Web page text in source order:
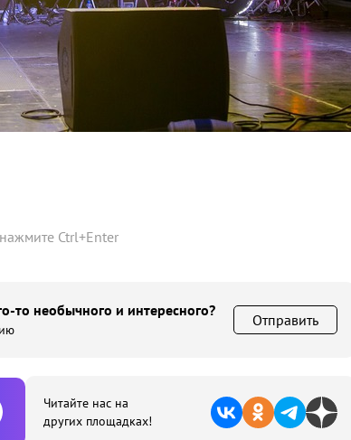
Ctrl+Enter
то необычного и интересного?
Отправить
Читайте нас на
других площадках!